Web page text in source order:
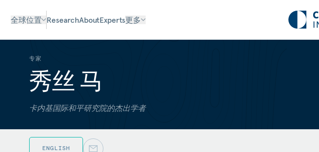
全球位置 ResearchAboutExperts更多
专家
秀丝 马
卡内基国际和平研究院的杰出学者
ENGLISH